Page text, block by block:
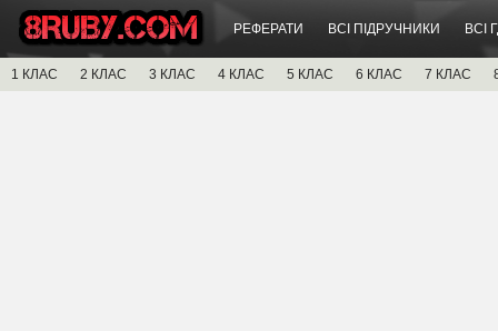
РЕФЕРАТИ ВСІ ПІДРУЧНИКИ ВСІ
1 КЛАС 2 КЛАС 3 КЛАС 4 КЛАС 5 КЛАС 6 КЛАС 7 КЛАС